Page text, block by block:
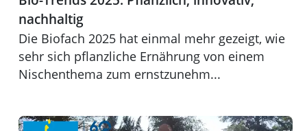
nachhaltig
Die Biofach 2025 hat einmal mehr gezeigt, wie
sehr sich pflanzliche Ernährung von einem
Nischenthema zum ernstzunehm...